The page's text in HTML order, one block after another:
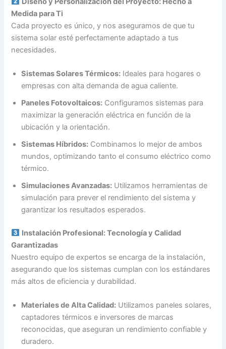
Medida para Ti
Cada proyecto es único, y nos aseguramos de que tu
sistema solar esté perfectamente adaptado a tus
necesidades.
Sistemas Solares Térmicos: Ideales para hogares o
empresas con alta demanda de agua caliente.
Paneles Fotovoltaicos: Configuramos sistemas para
maximizar la generación eléctrica en función de la
ubicación y la orientación.
Sistemas Híbridos: Combinamos lo mejor de ambos
mundos, optimizando tanto el consumo eléctrico como
térmico.
Simulaciones Avanzadas: Utilizamos herramientas de
simulación para prever el rendimiento del sistema y
garantizar los resultados esperados.
Instalación Profesional: Tecnología y Calidad
Garantizadas
Nuestro equipo de expertos se encarga de la instalación,
asegurando que los sistemas cumplan con los estándares
más altos de eficiencia y durabilidad.
Materiales de Alta Calidad: Utilizamos paneles solares,
captadores térmicos e inversores de marcas
reconocidas, que aseguran un rendimiento confiable y
duradero.